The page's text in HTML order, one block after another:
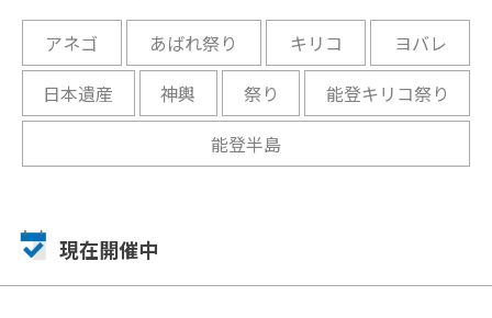
アネゴ あばれ祭り キリコ
ヨバレ
日本遺産
神輿 祭り
能登キリコ祭り
能登半島
現在開催中